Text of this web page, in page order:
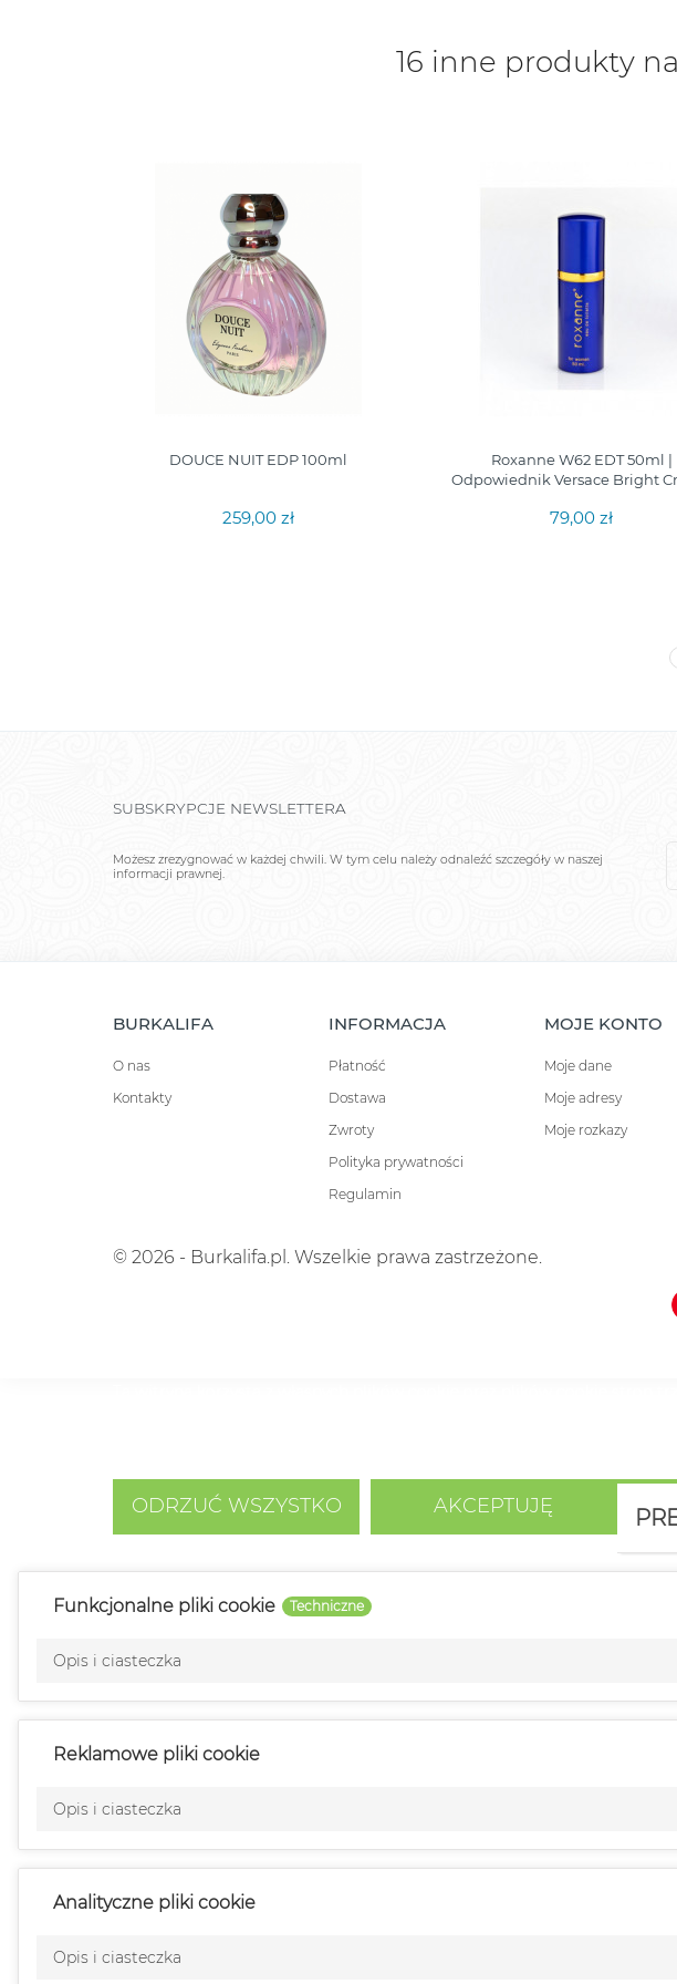
16 inne produkty
DOUCE NUIT EDP 100ml
259,00 zł
Roxanne W62 EDT 50ml |
Odpowiednik Versace Bright
79,00 zł
SUBSKRYPCJE NEWSLETTERA
Możesz zrezygnować w każdej chwili. W tym celu należy odnaleźć szczegóły w naszej
informacji prawnej.
BURKALIFA
O nas
Kontakty
INFORMACJA
Płatność
Dostawa
Zwroty
Polityka prywatności
Regulamin
MOJE KONTO
Moje dane
Moje adresy
Moje rozkazy
© 2026 - Burkalifa.pl. Wszelkie prawa zastrzeżone.
ODRZUĆ WSZYSTKO AKCEPTUJĘ
Funkcjonalne pliki cookie Techniczne
Opis i ciasteczka
Reklamowe pliki cookie
Opis i ciasteczka
Analityczne pliki cookie
Opis i ciasteczka